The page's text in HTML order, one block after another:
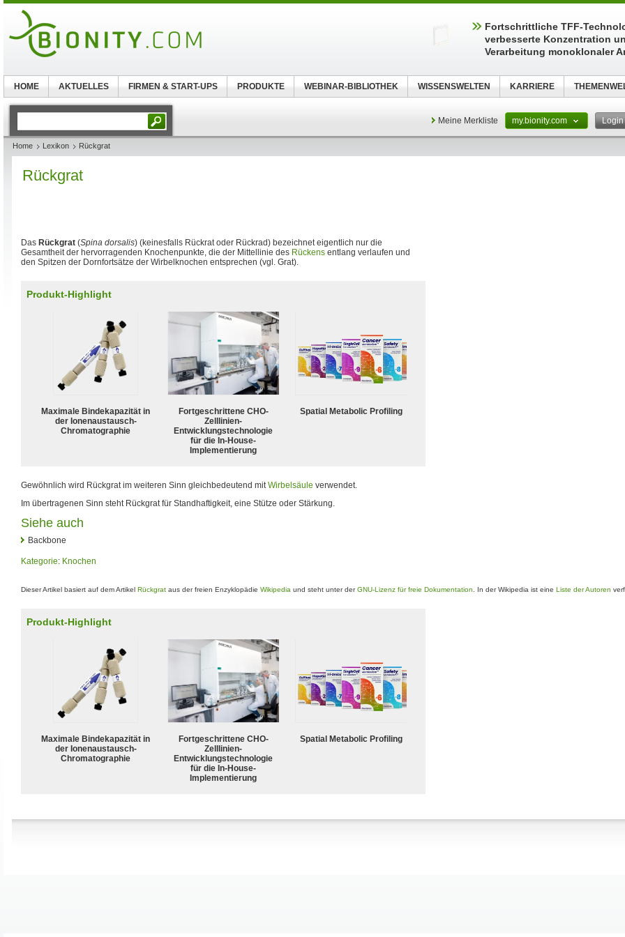
Meine Merkliste my.bionity.com Login
Home Lexikon Rückgrat
Rückgrat
Das Rückgrat (Spina dorsalis) (keinesfalls Rückrat oder Rückrad) bezeichnet eigentlich nur die
Gesamtheit der hervorragenden Knochenpunkte, die der Mittellinie des Rückens entlang verlaufen und
den Spitzen der Dornfortsätze der Wirbelknochen entsprechen (vgl. Grat).
Produkt-Highlight
Maximale Bindekapazität in
der Ionenaustausch-
Chromatographie
Fortgeschrittene CHO-
Zelllinien-
Entwicklungstechnologie
für die In-House-
Implementierung
Spatial Metabolic Profiling
Gewöhnlich wird Rückgrat im weiteren Sinn gleichbedeutend mitWirbelsäule verwendet.
Im übertragenen Sinn steht Rückgrat für Standhaftigkeit, eine Stütze oder Stärkung.
Siehe auch
Backbone
Kategorie: Knochen
Dieser Artikel basiert auf dem Artikel Rückgrat aus der freien Enzyklopädie Wikipedia und steht unter derGNU-Lizenz für freie Dokumentation . In der Wikipedia ist eine Liste der Autoren
Produkt-Highlight
Maximale Bindekapazität in
der Ionenaustausch-
Chromatographie
Fortgeschrittene CHO-
Zelllinien-
Entwicklungstechnologie
für die In-House-
Implementierung
Spatial Metabolic Profiling
Fortschrittliche TFF-
verbesserte Konzentration
Verarbeitung monoklonaler
HOME AKTUELLES FIRMEN & START-UPS PRODUKTE WEBINAR-BIBLIOTHEK WISSENSWELTEN KARRIERE